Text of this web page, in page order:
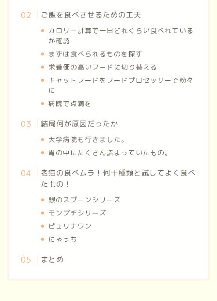
ご飯を食べさせるための工夫
カロリー計算で一日どれくらい食べれている
か確認
まずは食べられるものを探す
栄養価の高いフードに切り替える
キャットフードをフードプロセッサーで粉々
に
病院で点滴を
結局何が原因だったか
大学病院も行きました。
胃の中にたくさん詰まっていたもの。
老猫の食べムラ！何十種類と試してよく食べ
たもの！
銀のスプーンシリーズ
モンプチシリーズ
ピュリナワン
にゃっち
まとめ